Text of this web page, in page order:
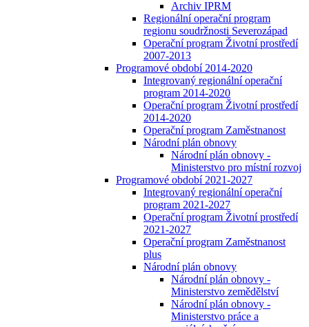
Archiv IPRM
Regionální operační program
regionu soudržnosti Severozápad
Operační program Životní prostředí
2007-2013
Programové období 2014-2020
Integrovaný regionální operační
program 2014-2020
Operační program Životní prostředí
2014-2020
Operační program Zaměstnanost
Národní plán obnovy
Národní plán obnovy -
Ministerstvo pro místní rozvoj
Programové období 2021-2027
Integrovaný regionální operační
program 2021-2027
Operační program Životní prostředí
2021-2027
Operační program Zaměstnanost
plus
Národní plán obnovy
Národní plán obnovy -
Ministerstvo zemědělství
Národní plán obnovy -
Ministerstvo práce a